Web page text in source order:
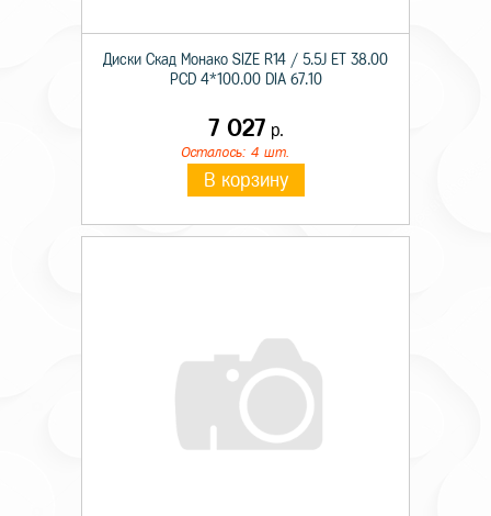
Диски Скад Монако SIZE R14 / 5.5J ET 38.00
PCD 4*100.00 DIA 67.10
7 027 р.
Осталось: 4 шт.
В корзину